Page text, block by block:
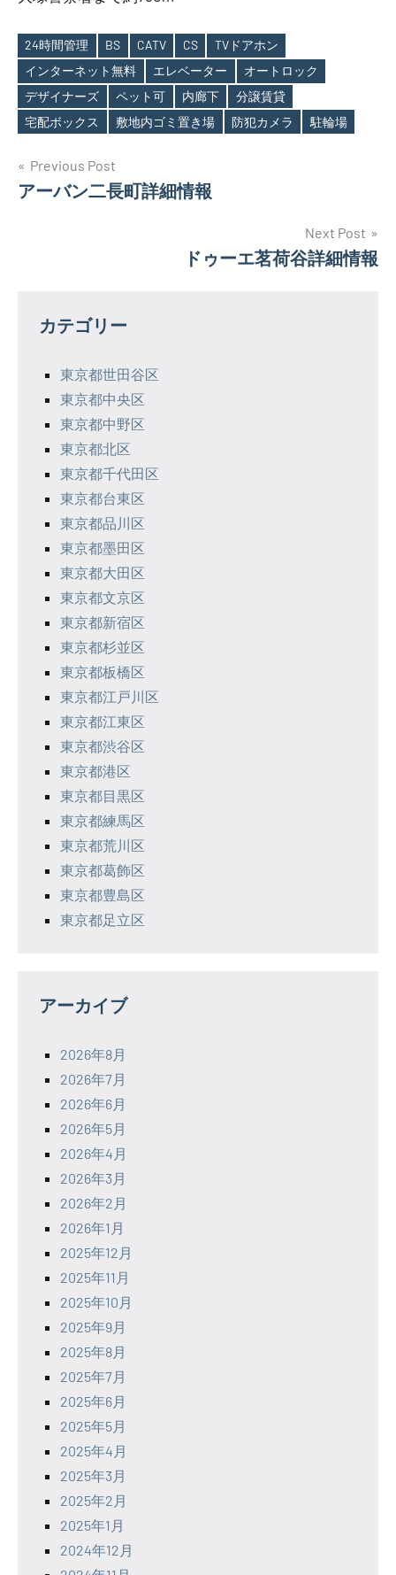
Tags
24時間管理 BS CATV CS
TVドアホン
インターネット無料
エレベーター
オートロック
デザイナーズ
ペット可 内廊下
分譲賃貸
宅配ボックス
敷地内ゴミ置き場 防犯カメラ 駐輪場
投
稿
ー
Previous Post
アーバン二長町詳細情報
Next Post
ドゥーエ茗荷谷詳細情報
カテゴリー
東京都世田谷区
東京都中央区
東京都中野区
東京都北区
東京都千代田区
東京都台東区
東京都品川区
東京都墨田区
東京都大田区
東京都文京区
東京都新宿区
東京都杉並区
東京都板橋区
東京都江戸川区
東京都江東区
東京都渋谷区
東京都港区
東京都目黒区
東京都練馬区
東京都荒川区
東京都葛飾区
東京都豊島区
東京都足立区
アーカイブ
2026年8月
2026年7月
2026年6月
2026年5月
2026年4月
2026年3月
2026年2月
2026年1月
2025年12月
2025年11月
2025年10月
2025年9月
2025年8月
2025年7月
2025年6月
2025年5月
2025年4月
2025年3月
2025年2月
2025年1月
2024年12月